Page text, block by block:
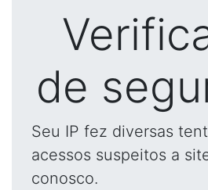
de
Seu IP fez diversas
acessos suspeitos a
conosco.